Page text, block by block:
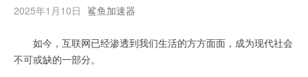
2025年1月10日 鲨鱼加速器
如今，互联网已经渗透到我们生活的方方面面，成为现代社会
不可或缺的一部分。